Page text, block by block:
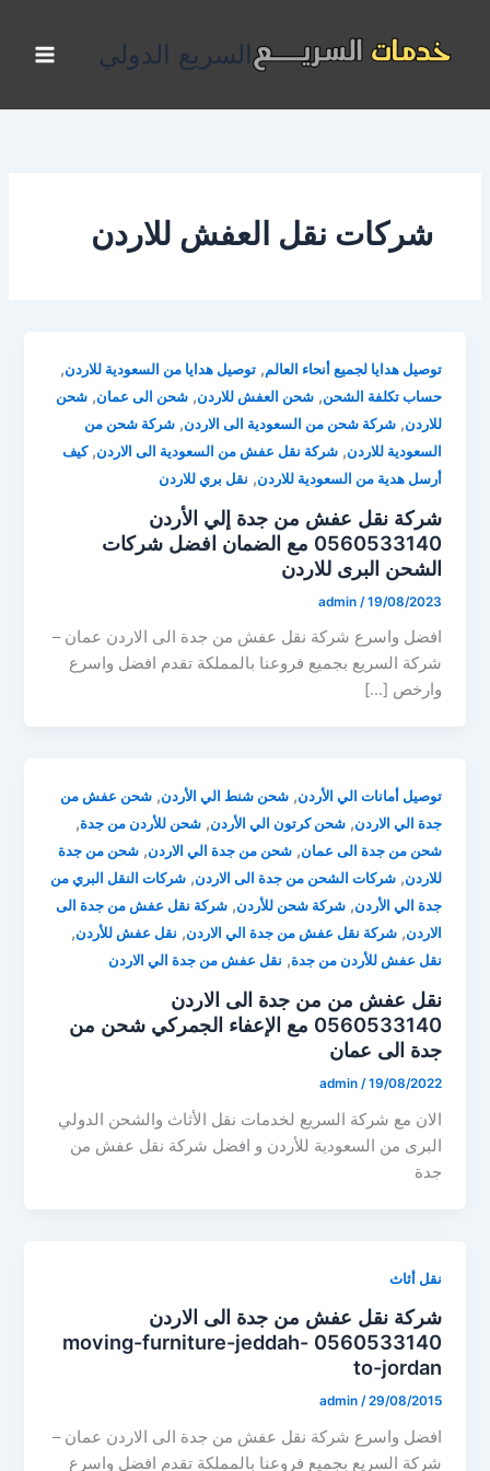
المحتوى
السريع الدولي
شركات نقل العفش للاردن
توصيل هدايا لجميع أنحاء العالم,توصيل هدايا من السعودية للاردن,
حساب تكلفة الشحن,شحن العفش للاردن,شحن الى عمان,شحن
للاردن,شركة شحن من السعودية الى الاردن,شركة شحن من
السعودية للاردن,شركة نقل عفش من السعودية الى الاردن,كيف
أرسل هدية من السعودية للاردن, نقل بري للاردن
شركة نقل عفش من جدة إلي الأردن
0560533140 مع الضمان افضل شركات
الشحن البرى للاردن
admin /19/08/2023
افضل واسرع شركة نقل عفش من جدة الى الاردن عمان –
شركة السريع بجميع فروعنا بالمملكة تقدم افضل واسرع
وارخص […]
توصيل أمانات الي الأردن,شحن شنط الي الأردن,شحن عفش من
جدة الي الاردن,شحن كرتون الي الأردن,شحن للأردن من جدة,
شحن من جدة الى عمان,شحن من جدة الي الاردن,شحن من جدة
للاردن,شركات الشحن من جدة الى الاردن,شركات النقل البري من
جدة الي الأردن,شركة شحن للأردن,شركة نقل عفش من جدة الى
الاردن,شركة نقل عفش من جدة الي الاردن, نقل عفش للأردن,
نقل عفش للأردن من جدة, نقل عفش من جدة الي الاردن
نقل عفش من من جدة الى الاردن
0560533140 مع الإعفاء الجمركي شحن من
جدة الى عمان
admin /19/08/2022
الان مع شركة السريع لخدمات نقل الأثاث والشحن الدولي
البرى من السعودية للأردن و افضل شركة نقل عفش من
جدة
نقل أثاث
شركة نقل عفش من جدة الى الاردن
0560533140 moving-furniture-jeddah-
to-jordan
admin /29/08/2015
افضل واسرع شركة نقل عفش من جدة الى الاردن عمان –
شركة السريع بجميع فروعنا بالمملكة تقدم افضل واسرع